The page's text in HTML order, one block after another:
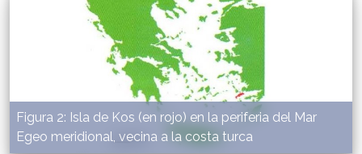
Figura 2: Isla de Kos (en rojo) en la periferia del Mar
Egeo meridional, vecina a la costa turca